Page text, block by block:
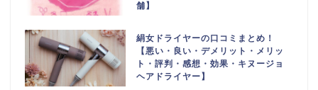
舗】
絹女ドライヤーの口コミまとめ！
【悪い・良い・デメリット・メリッ
ト・評判・感想・効果・キヌージョ
ヘアドライヤー】